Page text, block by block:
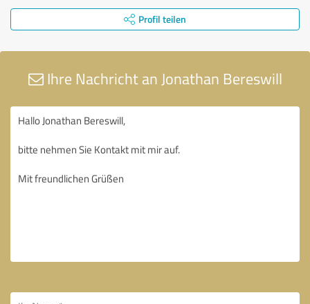
Profil teilen
Ihre Nachricht an Jonathan Bereswill